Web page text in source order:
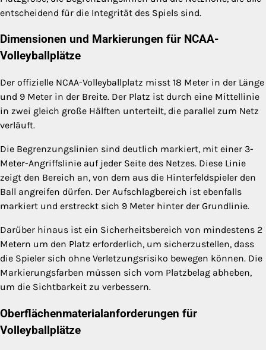
entscheidend für die Integrität des Spiels sind.
Dimensionen und Markierungen für NCAA-
Volleyballplätze
Der offizielle NCAA-Volleyballplatz misst 18 Meter in der Länge
und 9 Meter in der Breite. Der Platz ist durch eine Mittellinie
in zwei gleich große Hälften unterteilt, die parallel zum Netz
verläuft.
Die Begrenzungslinien sind deutlich markiert, mit einer 3-
Meter-Angriffslinie auf jeder Seite des Netzes. Diese Linie
zeigt den Bereich an, von dem aus die Hinterfeldspieler den
Ball angreifen dürfen. Der Aufschlagbereich ist ebenfalls
markiert und erstreckt sich 9 Meter hinter der Grundlinie.
Darüber hinaus ist ein Sicherheitsbereich von mindestens 2
Metern um den Platz erforderlich, um sicherzustellen, dass
die Spieler sich ohne Verletzungsrisiko bewegen können. Die
Markierungsfarben müssen sich vom Platzbelag abheben,
um die Sichtbarkeit zu verbessern.
Oberflächenmaterialanforderungen für
Volleyballplätze